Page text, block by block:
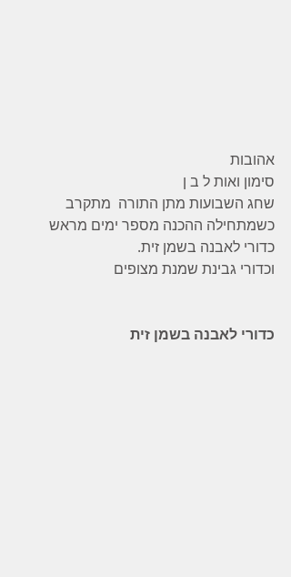
אהובות
סימון ואות ל ב ן
שחג השבועות מתן התורה  מתקרב
כשמתחילה ההכנה מספר ימים מראש
כדורי לאבנה בשמן זית.
וכדורי גבינת שמנת מצופים
כדורי לאבנה בשמן זית